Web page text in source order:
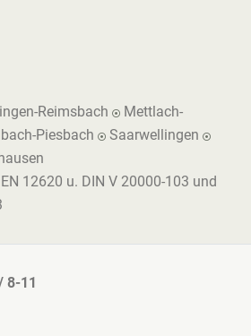
Reimsbach
Mettlach-
Piesbach
Saarwellingen
12620 u. DIN V 20000-103 und
8-11